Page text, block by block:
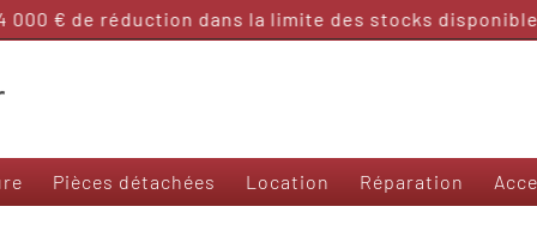
000 € de réduction dans la limite des stocks
Pièces détachées Location Réparation